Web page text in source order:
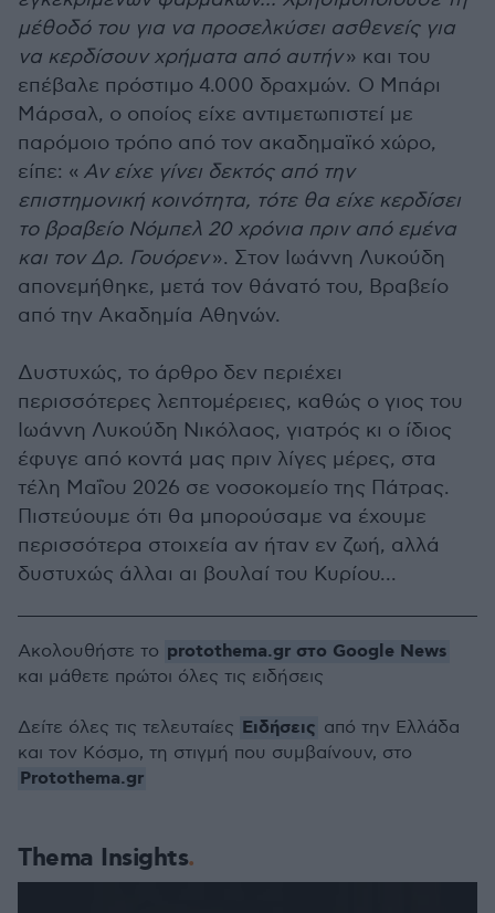
μέθοδό του για να προσελκύσει ασθενείς για
να κερδίσουν χρήματα από αυτήν» και του
επέβαλε πρόστιμο 4.000 δραχμών. Ο Μπάρι
Μάρσαλ, ο οποίος είχε αντιμετωπιστεί με
παρόμοιο τρόπο από τον ακαδημαϊκό χώρο,
είπε: « Αν είχε γίνει δεκτός από την
επιστημονική κοινότητα, τότε θα είχε κερδίσει
το βραβείο Νόμπελ 20 χρόνια πριν από εμένα
και τον Δρ. Γουόρεν». Στον Ιωάννη Λυκούδη
απονεμήθηκε, μετά τον θάνατό του, Βραβείο
από την Ακαδημία Αθηνών.
Δυστυχώς, το άρθρο δεν περιέχει
περισσότερες λεπτομέρειες, καθώς ο γιος του
Ιωάννη Λυκούδη Νικόλαος, γιατρός κι ο ίδιος
έφυγε από κοντά μας πριν λίγες μέρες, στα
τέλη Μαΐου 2026 σε νοσοκομείο της Πάτρας.
Πιστεύουμε ότι θα μπορούσαμε να έχουμε
περισσότερα στοιχεία αν ήταν εν ζωή, αλλά
δυστυχώς άλλαι αι βουλαί του Κυρίου...
Thema Insights
Ακολουθήστε το protothema.gr στο Google News
και μάθετε πρώτοι όλες τις ειδήσεις
Δείτε όλες τις τελευταίες Ειδήσεις από την Ελλάδα
και τον Κόσμο, τη στιγμή που συμβαίνουν, στο
Protothema.gr